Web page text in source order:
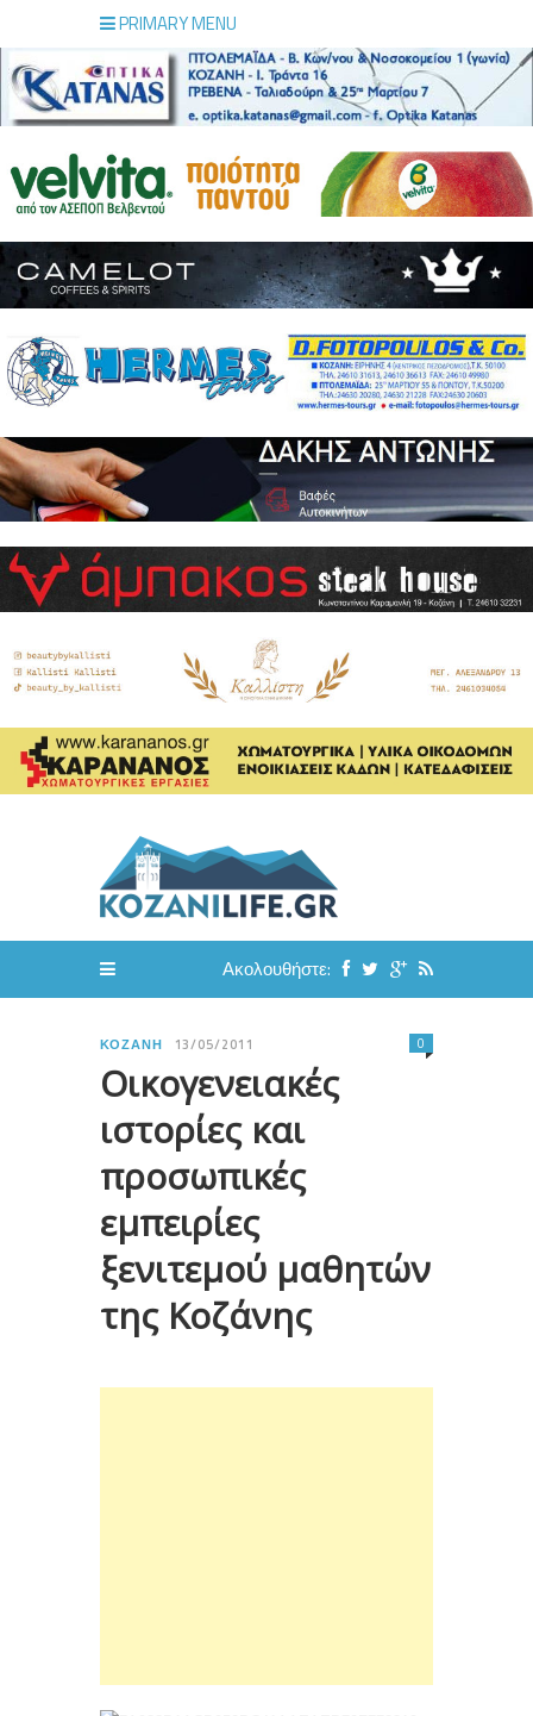
PRIMARY MENU
Ακολουθήστε:
ΚΟΖΆΝΗ 13/05/2011
Οικογενειακές
ιστορίες και
προσωπικές
εμπειρίες
ξενιτεμού μαθητών
της Κοζάνης
0